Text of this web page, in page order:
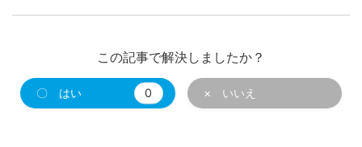
この記事で解決しましたか？
〇 はい 0 × いいえ